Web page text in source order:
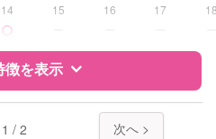
、病後児、ともに不可
可否は個別に相談
14 15 16 17
徴を表示
1 / 2 次へ >